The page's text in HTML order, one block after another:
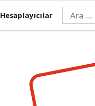
Hesaplayıcılar
için
ara